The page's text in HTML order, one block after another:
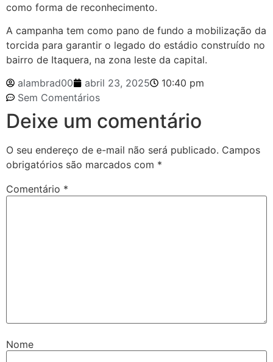
como forma de reconhecimento.
A campanha tem como pano de fundo a mobilização da
torcida para garantir o legado do estádio construído no
bairro de Itaquera, na zona leste da capital.
alambrad00
abril 23, 2025
10:40 pm
Sem Comentários
Deixe um comentário
O seu endereço de e-mail não será publicado. Campos
obrigatórios são marcados com *
Comentário *
Nome